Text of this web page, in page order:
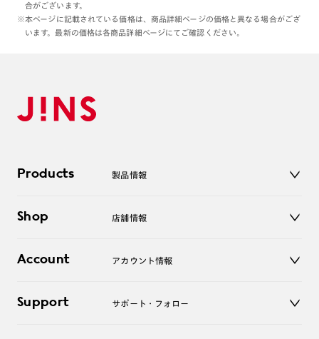
合がございます。
※本ページに記載されている価格は、商品詳細ページの価格と異なる場合がござ
います。最新の価格は各商品詳細ページにてご確認ください。
Products 製品情報
サングラス
コンタクトレンズ
アクセサリー
Shop 店舗情報
オンラインショップ
Account アカウント情報
ログアウト
Support サポート・フォロー